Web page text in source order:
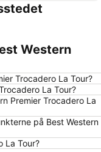
du Temple
de la Butte-Montmartre
Martin
de Popincourt
Western
Trocadero La Tour?
La Tour?
Premier Trocadero La
på Best Western
La Tour?